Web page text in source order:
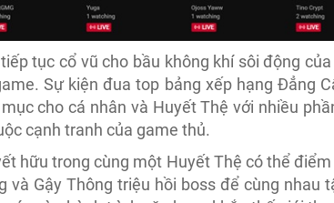
tục cổ vũ cho bầu không khí sôi động
Sự kiện đua top bảng xếp hạng Đẳng
cho cá nhân và Huyết Thệ với nhiều
cạnh tranh của game thủ.
hữu trong cùng một Huyết Thệ có thể
và Gậy Thông triệu hồi boss để cùng nhau